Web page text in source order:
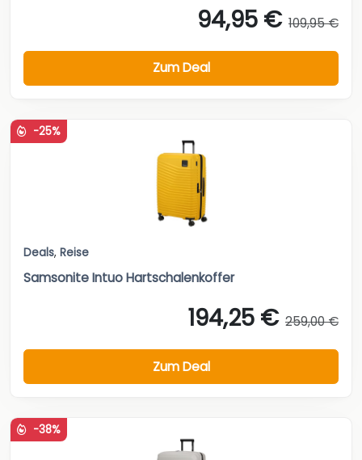
94,95 € 109,95 €
Zum Deal
-25%
Deals, Reise
Samsonite Intuo Hartschalenkoffer
194,25 € 259,00 €
Zum Deal
-38%